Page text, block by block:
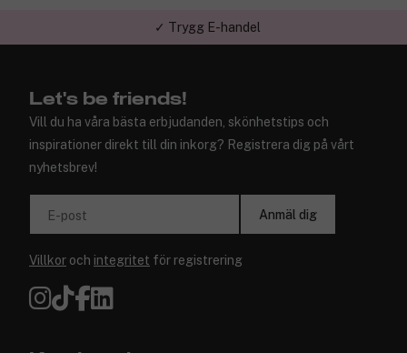
✓ Trygg E-handel
Let's be friends!
Vill du ha våra bästa erbjudanden, skönhetstips och
inspirationer direkt till din inkorg? Registrera dig på vårt
nyhetsbrev!
E-post Anmäl dig
Villkor och integritet för registrering